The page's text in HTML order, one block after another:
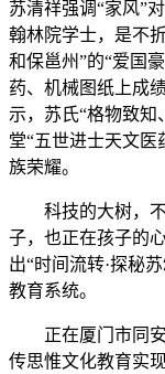
苏清祥强调“家风”
翰林院学士，是不
和保邕州”的“爱国
药、机械图纸上成
示，苏氏“格物致知
堂“五世进士天文医
族荣耀。
科技的大树，不
子，也正在孩子的
出“时间流转·探秘
教育系统。
正在厦门市同安
传思惟文化教育实